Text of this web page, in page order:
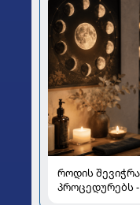
როდის
პროცედურებს -